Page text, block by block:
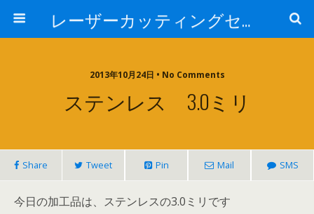
レーザーカッティングセンター 株式会社 中本鉄工所
2013年10月24日 • No Comments
ステンレス 3.0ミリ
Share Tweet Pin Mail SMS
今日の加工品は、ステンレスの3.0ミリです